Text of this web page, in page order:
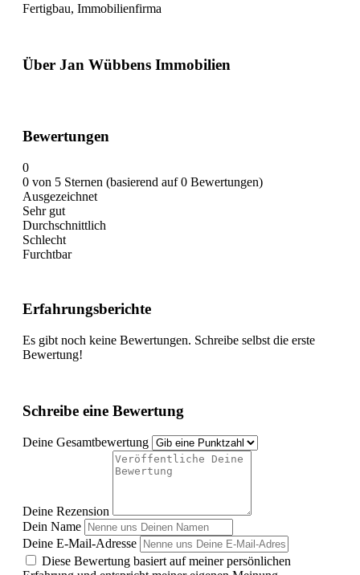
Fertigbau, Immobilienfirma
Über Jan Wübbens Immobilien
Bewertungen
0
0 von 5 Sternen (basierend auf 0 Bewertungen)
Ausgezeichnet
Sehr gut
Durchschnittlich
Schlecht
Furchtbar
Erfahrungsberichte
Es gibt noch keine Bewertungen. Schreibe selbst die erste
Bewertung!
Schreibe eine Bewertung
Deine Gesamtbewertung
Deine Rezension
Dein Name
Deine E-Mail-Adresse
Diese Bewertung basiert auf meiner persönlichen